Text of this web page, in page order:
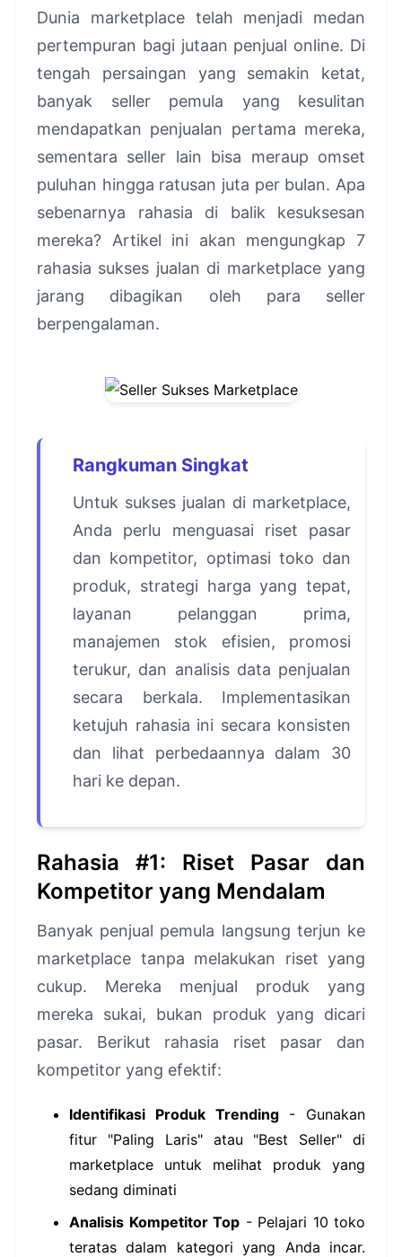
Dunia marketplace telah menjadi medan
pertempuran bagi jutaan penjual online. Di
tengah persaingan yang semakin ketat,
banyak seller pemula yang kesulitan
mendapatkan penjualan pertama mereka,
sementara seller lain bisa meraup omset
puluhan hingga ratusan juta per bulan. Apa
sebenarnya rahasia di balik kesuksesan
mereka? Artikel ini akan mengungkap 7
rahasia sukses jualan di marketplace yang
jarang dibagikan oleh para seller
berpengalaman.
Rangkuman Singkat
Untuk sukses jualan di marketplace,
Anda perlu menguasai riset pasar
dan kompetitor, optimasi toko dan
produk, strategi harga yang tepat,
layanan pelanggan prima,
manajemen stok efisien, promosi
terukur, dan analisis data penjualan
secara berkala. Implementasikan
ketujuh rahasia ini secara konsisten
dan lihat perbedaannya dalam 30
hari ke depan.
Rahasia #1: Riset Pasar dan
Kompetitor yang Mendalam
Banyak penjual pemula langsung terjun ke
marketplace tanpa melakukan riset yang
cukup. Mereka menjual produk yang
mereka sukai, bukan produk yang dicari
pasar. Berikut rahasia riset pasar dan
kompetitor yang efektif:
Identifikasi Produk Trending- Gunakan
fitur "Paling Laris" atau "Best Seller" di
marketplace untuk melihat produk yang
sedang diminati
Analisis Kompetitor Top - Pelajari 10 toko
teratas dalam kategori yang Anda incar.